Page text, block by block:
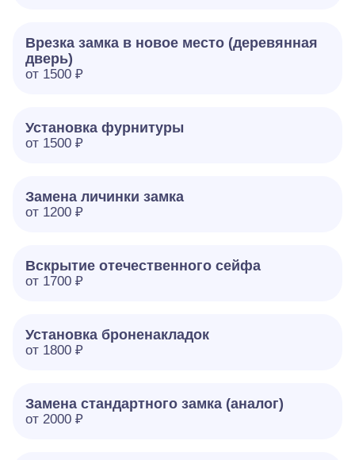
Врезка замка в новое место (деревянная
дверь)
от 1500 ₽
Установка фурнитуры
от 1500 ₽
Замена личинки замка
от 1200 ₽
Вскрытие отечественного сейфа
от 1700 ₽
Установка броненакладок
от 1800 ₽
Замена стандартного замка (аналог)
от 2000 ₽